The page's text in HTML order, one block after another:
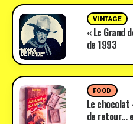
VINTAGE
« Le Grand
de 1993
FOOD
Le chocolat
de retour…